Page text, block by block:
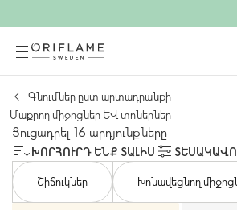
Գնումներ ըստ արտադրանքի
Մաքրող միջոցներ և տոներներ
Ցուցադրել 16 արդյունքները
ԽՈՐՀՈՒՐԴ ԵՆՔ ՏԱԼԻՍ
Շիճուկներ
Խոնավեցնող